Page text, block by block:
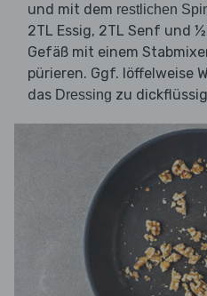
und mit dem restlichen
2TL Essig, 2TL Senf und
Gefäß mit einem
pürieren. Ggf. löffelweise
das Dressing zu